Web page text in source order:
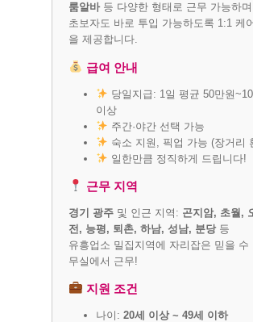
룸알바등 다양한 형태로 근무 가능하
초보자도 바로 투입 가능하도록 1:1 케
을 제공합니다.
급여 안내
당일지급: 1일 평균 50만원
이상
주간·야간 선택 가능
숙소 지원, 픽업 가능 (장거리
일한만큼 정직하게 드립니다!
근무 지역
경기 광주 및 인근 지역: 곤지암, 초월,
전, 능평, 퇴촌, 하남, 성남, 분당등
유흥업소 밀집지역에 자리잡은 믿을 수
무실에서 근무!
지원 조건
나이:20세 이상 ~ 49세 이하